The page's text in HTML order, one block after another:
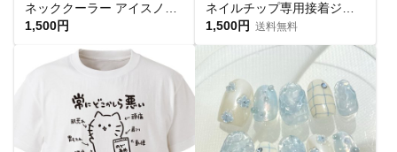
1,500円
1,500円 送料無料